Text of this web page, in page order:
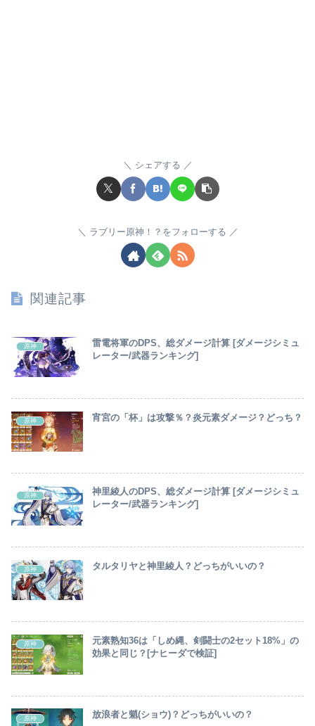
シェアする
ラブリー原神！？をフォローする
関連記事
原神
雷電将軍のDPS、総ダメージ計算 [ダメージシミュ
レーター/武器ランキング]
原神 宵宮の「杯」は攻撃％？炎元素ダメージ？どっち？
原神
神里綾人のDPS、総ダメージ計算 [ダメージシミュ
レーター/武器ランキング]
原神 タルタリヤと神里綾人？どっちがいいの？
原神
元素熟知36は「しめ縄、剣闘士の2セット18%」の
効果と同じ？[ナヒーダで検証]
原神 放浪者と魈(ショウ)？どっちがいいの？